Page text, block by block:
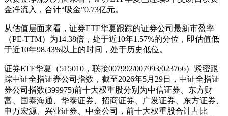
金净流入，合计“吸金”0.73亿元。
从估值层面来看，证券ETF华夏跟踪的证券公司最新市盈率
（PE-TTM）为14.38倍，处于近10年1.57%的分位，即估值低
于近10年98.43%以上的时间，处于历史低位。
证券ETF华夏（515010，联接007992/007993/023766）紧密跟
踪中证全指证券公司指数，截至2026年5月29日，中证全指证
券公司指数(399975)前十大权重股分别为中信证券、东方财
富、国泰海通、华泰证券、招商证券、广发证券、东方证券、
申万宏源、兴业证券、中金公司，前十大权重股合计占比